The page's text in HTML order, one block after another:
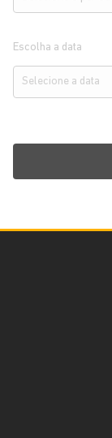
Escolha a data